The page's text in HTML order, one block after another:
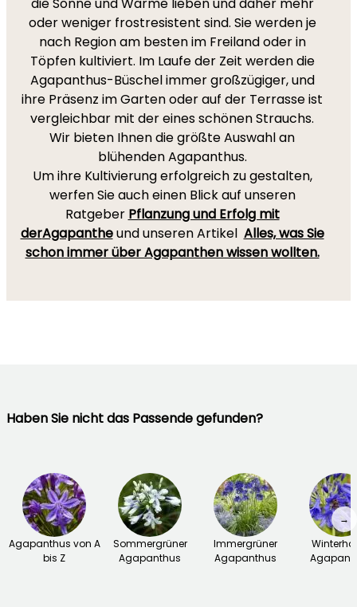
oder weniger frostresistent sind. Sie werden je
nach Region am besten im Freiland oder in
Töpfen kultiviert. Im Laufe der Zeit werden die
Agapanthus-Büschel immer großzügiger, und
ihre Präsenz im Garten oder auf der Terrasse ist
vergleichbar mit der eines schönen Strauchs.
Wir bieten Ihnen die größte Auswahl an
blühenden Agapanthus.
Um ihre Kultivierung erfolgreich zu gestalten,
werfen Sie auch einen Blick auf unseren
Ratgeber Pflanzung und Erfolg mit
derAgapantheund unseren Artikel Alles, was Sie
schon immer über Agapanthen wissen wollten.
Haben Sie nicht das Passende gefunden?
Agapanthus von A
bis Z
Sommergrüner
Agapanthus
Immergrüner
Agapanthus
→